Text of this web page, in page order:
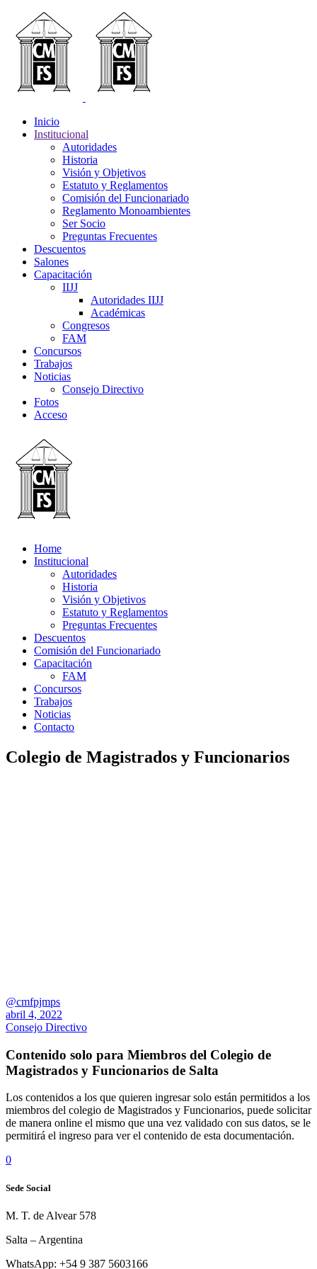
Inicio
Institucional
Autoridades
Historia
Visión y Objetivos
Estatuto y Reglamentos
Comisión del Funcionariado
Reglamento Monoambientes
Ser Socio
Preguntas Frecuentes
Descuentos
Salones
Capacitación
IIJJ
Autoridades IIJJ
Académicas
Congresos
FAM
Concursos
Trabajos
Noticias
Consejo Directivo
Fotos
Acceso
Home
Institucional
Autoridades
Historia
Visión y Objetivos
Estatuto y Reglamentos
Preguntas Frecuentes
Descuentos
Comisión del Funcionariado
Capacitación
FAM
Concursos
Trabajos
Noticias
Contacto
Colegio de Magistrados y Funcionarios
@cmfpjmps
abril 4, 2022
Consejo Directivo
Contenido solo para Miembros del Colegio de
Magistrados y Funcionarios de Salta
Los contenidos a los que quieren ingresar solo están permitidos a los
miembros del colegio de Magistrados y Funcionarios, puede solicitar
de manera online el mismo que una vez validado con sus datos, se le
permitirá el ingreso para ver el contenido de esta documentación.
0
Sede Social
M. T. de Alvear 578
Salta – Argentina
WhatsApp: +54 9 387 5603166